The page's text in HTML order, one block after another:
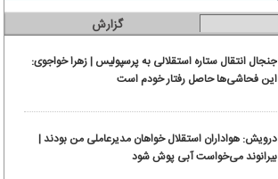
گزارش
جنجال انتقال ستاره استقلالی به پرسپولیس | زهرا خواجوی:
این فحاشی‌ها حاصل رفتار خودم است
درویش: هواداران استقلال خواهان مدیرعاملی من بودند |
بیرانوند می‌خواست آبی پوش شود